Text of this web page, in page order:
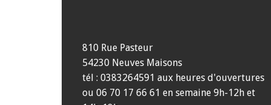
810 Rue Pasteur
54230 Neuves Maisons
tél : 0383264591 aux heures d'ouvertures
ou 06 70 17 66 61 en semaine 9h-12h et